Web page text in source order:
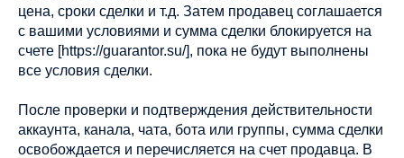
цена, сроки сделки и т.д. Затем продавец соглашается
с вашими условиями и сумма сделки блокируется на
счете [https://guarantor.su/], пока не будут выполнены
все условия сделки.
После проверки и подтверждения действительности
аккаунта, канала, чата, бота или группы, сумма сделки
освобождается и перечисляется на счет продавца. В